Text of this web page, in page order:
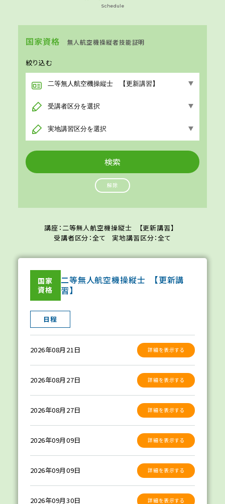
Schedule
国家資格 無人航空機操縦者技能証明
絞り込む
解除
講座：二等無人航空機操縦士 【更新講習】
受講者区分：全て
実地講習区分：全て
国家
資格
二等無人航空機操縦士 【更新講
習】
日程
2026年08月21日 詳細を表示する
2026年08月27日 詳細を表示する
2026年08月27日 詳細を表示する
2026年09月09日 詳細を表示する
2026年09月09日 詳細を表示する
2026年09月30日 詳細を表示する